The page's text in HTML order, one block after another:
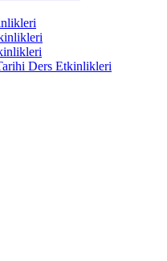
Ders Etkinlikleri